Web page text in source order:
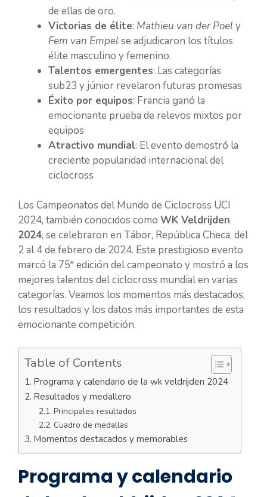
de ellas de oro.
Victorias de élite: Mathieu van der Poely
Fem van Empelse adjudicaron los títulos
élite masculino y femenino.
Talentos emergentes: Las categorías
sub23 y júnior revelaron futuras promesas
Éxito por equipos: Francia ganó la
emocionante prueba de relevos mixtos por
equipos
Atractivo mundial: El evento demostró la
creciente popularidad internacional del
ciclocross
Los Campeonatos del Mundo de Ciclocross UCI
2024, también conocidos como WK Veldrijden
2024, se celebraron en Tábor, República Checa, del
2 al 4 de febrero de 2024. Este prestigioso evento
marcó la 75ª edición del campeonato y mostró a los
mejores talentos del ciclocross mundial en varias
categorías. Veamos los momentos más destacados,
los resultados y los datos más importantes de esta
emocionante competición.
Table of Contents
Programa y calendario de la wk veldrijden 2024
Resultados y medallero
Principales resultados
Cuadro de medallas
Momentos destacados y memorables
Programa y calendario